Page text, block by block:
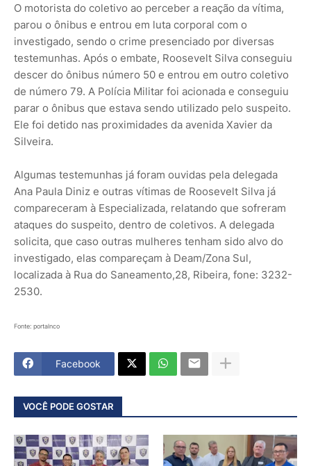
O motorista do coletivo ao perceber a reação da vítima,
parou o ônibus e entrou em luta corporal com o
investigado, sendo o crime presenciado por diversas
testemunhas. Após o embate, Roosevelt Silva conseguiu
descer do ônibus número 50 e entrou em outro coletivo
de número 79. A Polícia Militar foi acionada e conseguiu
parar o ônibus que estava sendo utilizado pelo suspeito.
Ele foi detido nas proximidades da avenida Xavier da
Silveira.
Algumas testemunhas já foram ouvidas pela delegada
Ana Paula Diniz e outras vítimas de Roosevelt Silva já
compareceram à Especializada, relatando que sofreram
ataques do suspeito, dentro de coletivos. A delegada
solicita, que caso outras mulheres tenham sido alvo do
investigado, elas compareçam à Deam/Zona Sul,
localizada à Rua do Saneamento,28, Ribeira, fone: 3232-
2530.
Fonte: portalnco
Facebook
VOCÊ PODE GOSTAR